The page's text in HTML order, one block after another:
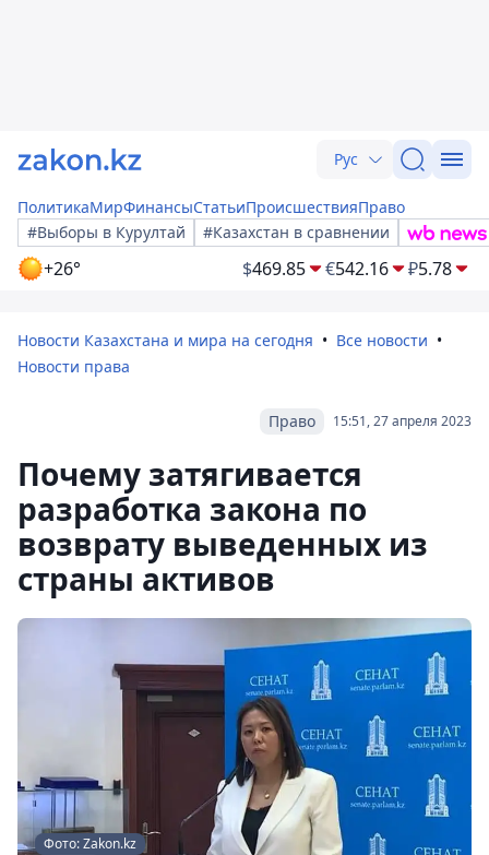
Рус
ПолитикаМирФинансыСтатьиПроисшествияПраво
#Выборы в Курултай
#Казахстан в сравнении
+26° $469.85 €542.16 ₽5.78
Новости Казахстана и мира на сегодня
Все новости
Новости права
15:51, 27 апреля 2023
Право
Почему затягивается
разработка закона по
возврату выведенных из
страны активов
Фото: Zakon.kz